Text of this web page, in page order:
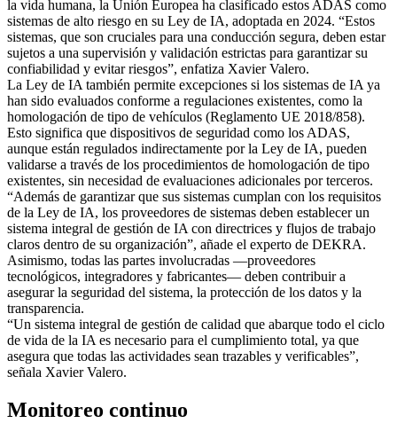
la vida humana, la Unión Europea ha clasificado estos ADAS como
sistemas de alto riesgo en su Ley de IA, adoptada en 2024. “Estos
sistemas, que son cruciales para una conducción segura, deben estar
sujetos a una supervisión y validación estrictas para garantizar su
confiabilidad y evitar riesgos”, enfatiza Xavier Valero.
La Ley de IA también permite excepciones si los sistemas de IA ya
han sido evaluados conforme a regulaciones existentes, como la
homologación de tipo de vehículos (Reglamento UE 2018/858).
Esto significa que dispositivos de seguridad como los ADAS,
aunque están regulados indirectamente por la Ley de IA, pueden
validarse a través de los procedimientos de homologación de tipo
existentes, sin necesidad de evaluaciones adicionales por terceros.
“Además de garantizar que sus sistemas cumplan con los requisitos
de la Ley de IA, los proveedores de sistemas deben establecer un
sistema integral de gestión de IA con directrices y flujos de trabajo
claros dentro de su organización”, añade el experto de DEKRA.
Asimismo, todas las partes involucradas —proveedores
tecnológicos, integradores y fabricantes— deben contribuir a
asegurar la seguridad del sistema, la protección de los datos y la
transparencia.
“Un sistema integral de gestión de calidad que abarque todo el ciclo
de vida de la IA es necesario para el cumplimiento total, ya que
asegura que todas las actividades sean trazables y verificables”,
señala Xavier Valero.
Monitoreo continuo